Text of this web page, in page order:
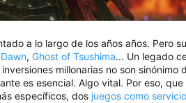
a lo largo de los años años. Pero
, Ghost of Tsushima... Un legado
millonarias no son sinónimo
es esencial. Algo vital. Por eso,
específicos, dos juegos como